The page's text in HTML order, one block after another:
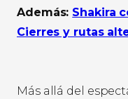
Además: Shakira
Cierres y rutas
Más allá del